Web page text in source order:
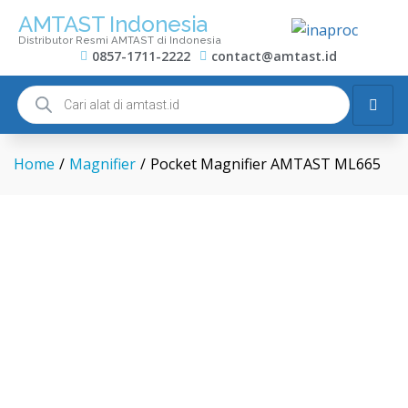
AMTAST Indonesia
Distributor Resmi AMTAST di Indonesia
0857-1711-2222 contact@amtast.id
Home / Magnifier / Pocket Magnifier AMTAST ML665